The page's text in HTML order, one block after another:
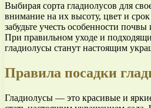
Выбирая сорта гладиолусов для
внимание на их высоту, цвет и
забудьте учесть особенности
При правильном уходе и
гладиолусы станут настоящим
Правила посадки
Гладиолусы — это красивые и